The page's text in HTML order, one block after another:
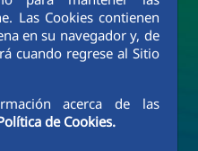
Las Cookies contienen
en su navegador y, de
cuando regrese al Sitio
acerca de las
de Cookies.
de FCC